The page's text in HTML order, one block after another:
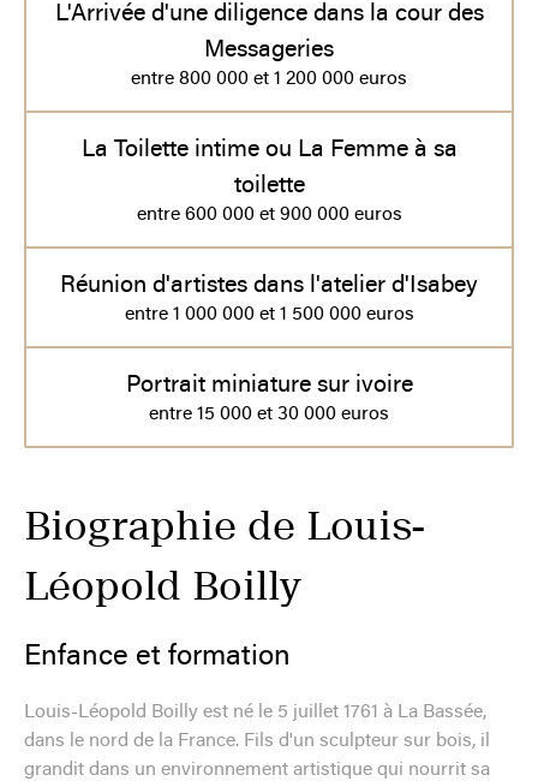
L'Arrivée d'une diligence dans la cour des
Messageries
entre 800 000 et 1 200 000 euros
La Toilette intime ou La Femme à sa
toilette
entre 600 000 et 900 000 euros
Réunion d'artistes dans l'atelier d'Isabey
entre 1 000 000 et 1 500 000 euros
Portrait miniature sur ivoire
entre 15 000 et 30 000 euros
Biographie de Louis-
Léopold Boilly
Enfance et formation
Louis-Léopold Boilly est né le 5 juillet 1761 à La Bassée,
dans le nord de la France. Fils d'un sculpteur sur bois, il
grandit dans un environnement artistique qui nourrit sa